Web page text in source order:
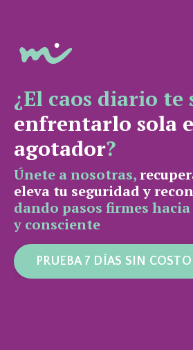
¿El caos diario te
enfrentarlo sola
agotador?
Únete a nosotras,
eleva tu seguridad y
dando pasos firmes
y consciente
PRUEBA 7 DÍAS SIN COSTO